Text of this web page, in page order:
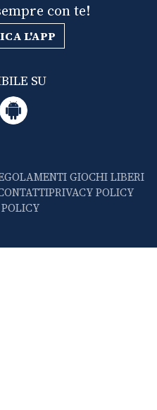
con te!
L'APP
SU
GIOCHI LIBERI
PRIVACY POLICY